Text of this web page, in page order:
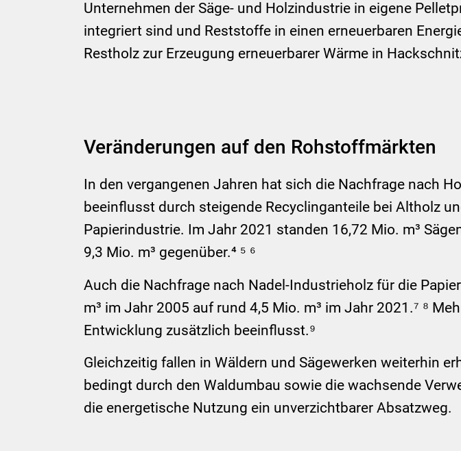
Unternehmen der Säge- und Holzindustrie in eigene
integriert sind und Reststoffe in einen erneuerbaren
Restholz zur Erzeugung erneuerbarer Wärme in
Veränderungen auf den Rohstoffmärkten
In den vergangenen Jahren hat sich die Nachfrage nach
beeinflusst durch steigende Recyclinganteile bei Altholz
Papierindustrie. Im Jahr 2021 standen 16,72 Mio. m³
9,3 Mio. m³ gegenüber.⁴ ⁵ ⁶
Auch die Nachfrage nach Nadel-Industrieholz für die
m³ im Jahr 2005 auf rund 4,5 Mio. m³ im Jahr 2021.⁷ ⁸
Entwicklung zusätzlich beeinflusst.⁹
Gleichzeitig fallen in Wäldern und Sägewerken weiterhin
bedingt durch den Waldumbau sowie die wachsende
die energetische Nutzung ein unverzichtbarer Absatzweg.